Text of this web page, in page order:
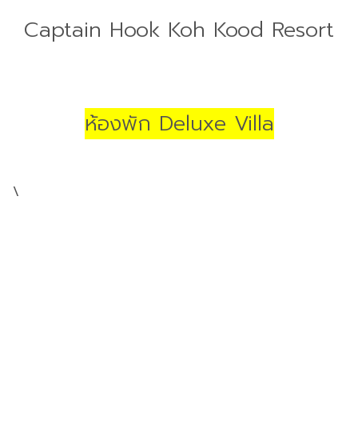
Captain Hook Koh Kood Resort
ห้องพัก Deluxe Villa
\